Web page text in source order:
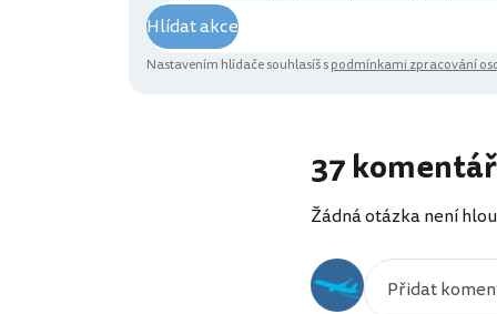
Hlídat akce
Nastavením hlídače souhlasíš spodmínkami zpracování
37
Žádná otázka není